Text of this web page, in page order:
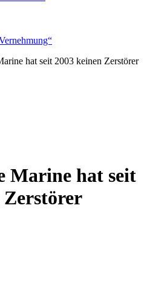
hat seit 2003 keinen Zerstörer
Marine hat seit
Zerstörer